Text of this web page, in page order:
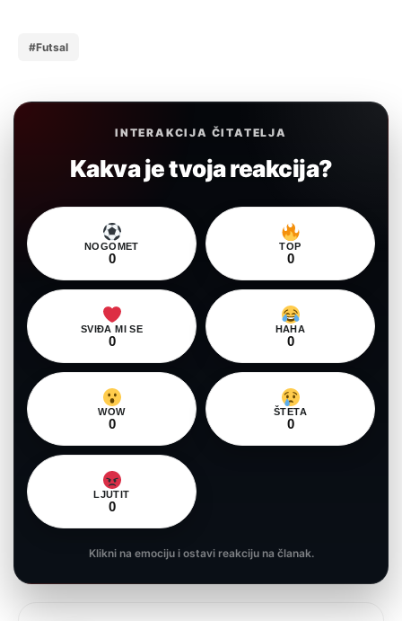
#Futsal
INTERAKCIJA ČITATELJA
Kakva je tvoja reakcija?
NOGOMET
0
TOP
0
SVIĐA MI SE
0
HAHA
0
WOW
0
ŠTETA
0
LJUTIT
0
Klikni na emociju i ostavi reakciju na članak.